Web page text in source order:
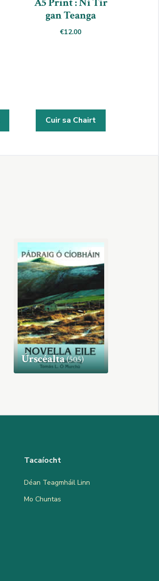
gan Teanga
€12.00
Cuir sa Chairt
Úrscéalta(505)
Tacaíocht
Déan Teagmháil Linn
Mo Chuntas